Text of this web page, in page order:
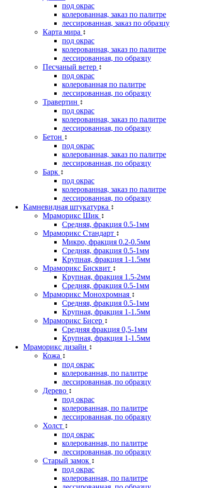
под окрас
колерованная, заказ по палитре
лессированная, заказ по образцу
Карта мира ↕
под окрас
колерованная, заказ по палитре
лессированная, по образцу
Песчаный ветер ↕
под окрас
колерованная по палитре
лессированная, по образцу
Травертин ↕
под окрас
колерованная, заказ по палитре
лессированная, по образцу
Бетон ↕
под окрас
колерованная, заказ по палитре
лессированная, по образцу
Барк ↕
под окрас
колерованная, заказ по палитре
лессированная, по образцу
Камневидная штукатурка ↕
Мраморикс Шик ↕
Средняя, фракция 0.5-1мм
Мраморикс Стандарт ↕
Микро, фракция 0.2-0.5мм
Средняя, фракция 0.5-1мм
Крупная, фракция 1-1.5мм
Мраморикс Бисквит ↕
Крупная, фракция 1.5-2мм
Средняя, фракция 0.5-1мм
Мраморикс Монохромная ↕
Средняя, фракция 0.5-1мм
Крупная, фракция 1-1.5мм
Мраморикс Бисер ↕
Средняя фракция 0,5-1мм
Крупная, фракция 1-1.5мм
Мраморикс дизайн ↕
Кожа ↕
под окрас
колерованная, по палитре
лессированная, по образцу
Дерево ↕
под окрас
колерованная, по палитре
лессированная, по образцу
Холст ↕
под окрас
колерованная, по палитре
лессированная, по образцу
Старый замок ↕
под окрас
колерованная, по палитре